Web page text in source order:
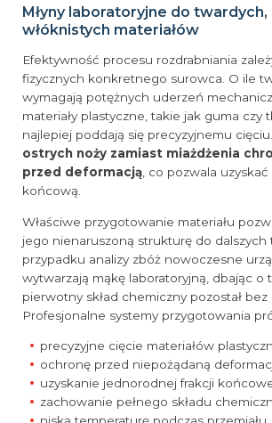
Młyny laboratoryjne do twardych,
włóknistych materiałów
Efektywność procesu rozdrabniania
fizycznych konkretnego surowca. O ile
wymagają potężnych uderzeń
materiały plastyczne, takie jak guma czy
najlepiej poddają się precyzyjnemu cięciu.
ostrych noży zamiast miażdżenia
przed deformacją, co pozwala
końcową.
Właściwe przygotowanie materiału
jego nienaruszoną strukturę do dalszych
przypadku analizy zbóż nowoczesne
wytwarzają mąkę laboratoryjną, dbając o
pierwotny skład chemiczny pozostał bez
Profesjonalne systemy przygotowania
precyzyjne cięcie materiałów
ochronę przed niepożądaną
uzyskanie jednorodnej frakcji
zachowanie pełnego składu